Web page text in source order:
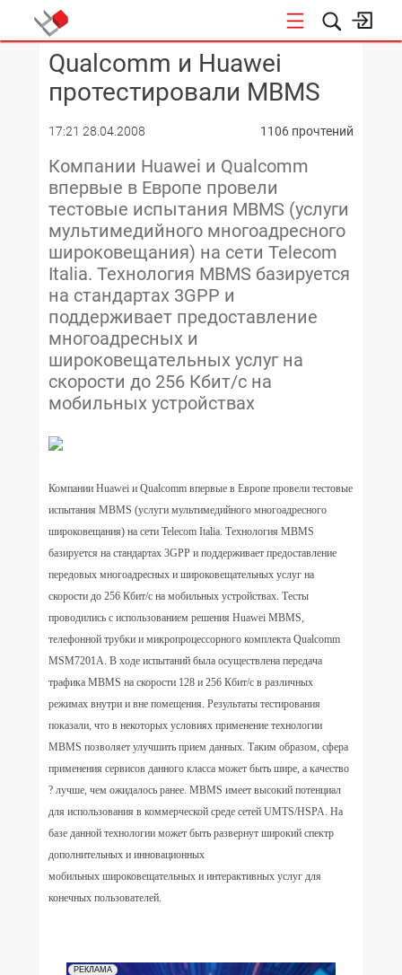
КОНФЕРЕНЦИИ
Qualcomm и Huawei
протестировали MBMS
17:21 28.04.2008 1106 прочтений
Компании Huawei и Qualcomm
впервые в Европе провели
тестовые испытания MBMS (услуги
мультимедийного многоадресного
широковещания) на сети Telecom
Italia. Технология MBMS базируется
на стандартах 3GPP и
поддерживает предоставление
многоадресных и
широковещательных услуг на
скорости до 256 Кбит/с на
мобильных устройствах
Компании Huawei и Qualcomm впервые в Европе провели тестовые
испытания MBMS (услуги мультимедийного многоадресного
широковещания) на сети Telecom Italia. Технология MBMS
базируется на стандартах 3GPP и поддерживает предоставление
передовых многоадресных и широковещательных услуг на
скорости до 256 Кбит/с на мобильных устройствах. Тесты
проводились с использованием решения Huawei MBMS,
телефонной трубки и микропроцессорного комплекта Qualcomm
MSM7201A. В ходе испытаний была осуществлена передача
трафика MBMS на скорости 128 и 256 Кбит/с в различных
режимах внутри и вне помещения. Результаты тестирования
показали, что в некоторых условиях применение технологии
MBMS позволяет улучшить прием данных. Таким образом, сфера
применения сервисов данного класса может быть шире, а качество
? лучше, чем ожидалось ранее. MBMS имеет высокий потенциал
для использования в коммерческой среде сетей UMTS/HSPA. На
базе данной технологии может быть развернут широкий спектр
дополнительных и инновационных
мобильных широковещательных и интерактивных услуг для
конечных пользователей.
РЕКЛАМА